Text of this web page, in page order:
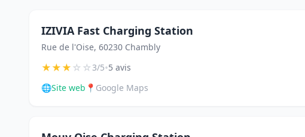
IZIVIA Fast Charging Station
Rue de l'Oise, 60230 Chambly
★★★☆☆3/5•5 avis
🌐Site web 📍 Google Maps